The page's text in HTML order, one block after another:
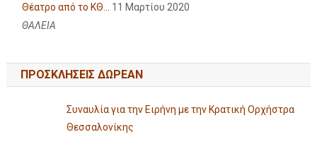
Θέατρο από το ΚΘ...
11 Μαρτίου 2020
ΘΑΛΕΙΑ
ΠΡΟΣΚΛΗΣΕΙΣ ΔΩΡΕΑΝ
Συναυλία για την Ειρήνη με την Κρατική Ορχήστρα
Θεσσαλονίκης